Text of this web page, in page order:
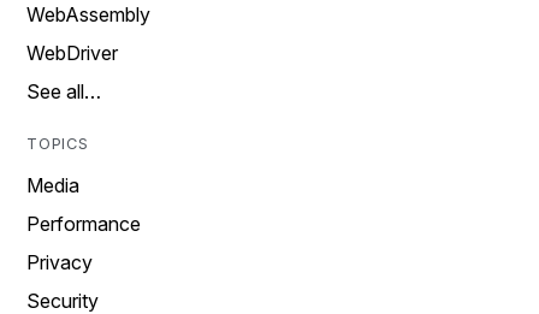
WebAssembly
WebDriver
See all…
TOPICS
Media
Performance
Privacy
Security